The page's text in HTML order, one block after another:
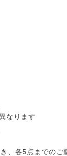
なります
、各5点までのご